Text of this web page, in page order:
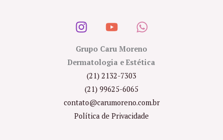
Grupo Caru Moreno
Dermatologia e Estética
(21) 2132-7303
(21) 99625-6065
contato@carumoreno.com.br
Política de Privacidade